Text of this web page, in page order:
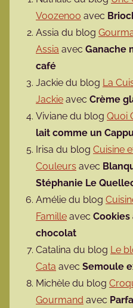
Voozenoo avec
Assia du blog
Assia avec Ganache
café
Jackie du blog La
Jackie avec Crème
Viviane du blog Quoi
lait comme un
Irisa du blog Cuisine
Couleurs avec
Stéphanie Le
Amélie du blog
Famille avec
chocolat
Catalina du blog Le
Cata avec Semoule
Michèle du blog
Gourmand avec